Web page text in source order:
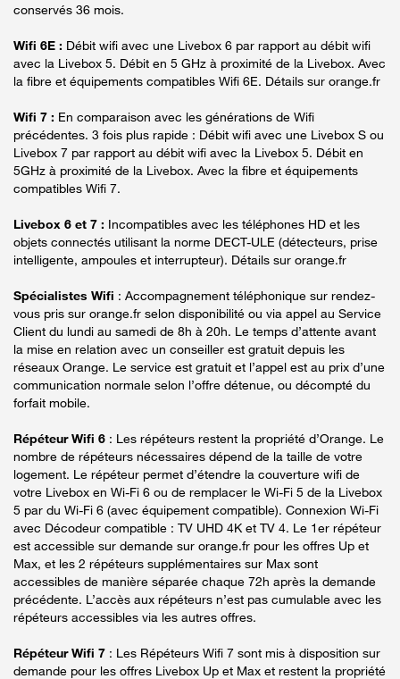
conservés 36 mois.
Wifi 6E : Débit wifi avec une Livebox 6 par rapport au débit wifi
avec la Livebox 5. Débit en 5 GHz à proximité de la Livebox. Avec
la fibre et équipements compatibles Wifi 6E. Détails sur orange.fr
Wifi 7 : En comparaison avec les générations de Wifi
précédentes. 3 fois plus rapide : Débit wifi avec une Livebox S ou
Livebox 7 par rapport au débit wifi avec la Livebox 5. Débit en
5GHz à proximité de la Livebox. Avec la fibre et équipements
compatibles Wifi 7.
Livebox 6 et 7 : Incompatibles avec les téléphones HD et les
objets connectés utilisant la norme DECT-ULE (détecteurs, prise
intelligente, ampoules et interrupteur). Détails sur orange.fr
Spécialistes Wifi : Accompagnement téléphonique sur rendez-
vous pris sur orange.fr selon disponibilité ou via appel au Service
Client du lundi au samedi de 8h à 20h. Le temps d’attente avant
la mise en relation avec un conseiller est gratuit depuis les
réseaux Orange. Le service est gratuit et l’appel est au prix d’une
communication normale selon l’offre détenue, ou décompté du
forfait mobile.
Répéteur Wifi 6 : Les répéteurs restent la propriété d’Orange. Le
nombre de répéteurs nécessaires dépend de la taille de votre
logement. Le répéteur permet d’étendre la couverture wifi de
votre Livebox en Wi-Fi 6 ou de remplacer le Wi-Fi 5 de la Livebox
5 par du Wi-Fi 6 (avec équipement compatible). Connexion Wi-Fi
avec Décodeur compatible : TV UHD 4K et TV 4. Le 1er répéteur
est accessible sur demande sur orange.fr pour les offres Up et
Max, et les 2 répéteurs supplémentaires sur Max sont
accessibles de manière séparée chaque 72h après la demande
précédente. L’accès aux répéteurs n’est pas cumulable avec les
répéteurs accessibles via les autres offres.
Répéteur Wifi 7 : Les Répéteurs Wifi 7 sont mis à disposition sur
demande pour les offres Livebox Up et Max et restent la propriété